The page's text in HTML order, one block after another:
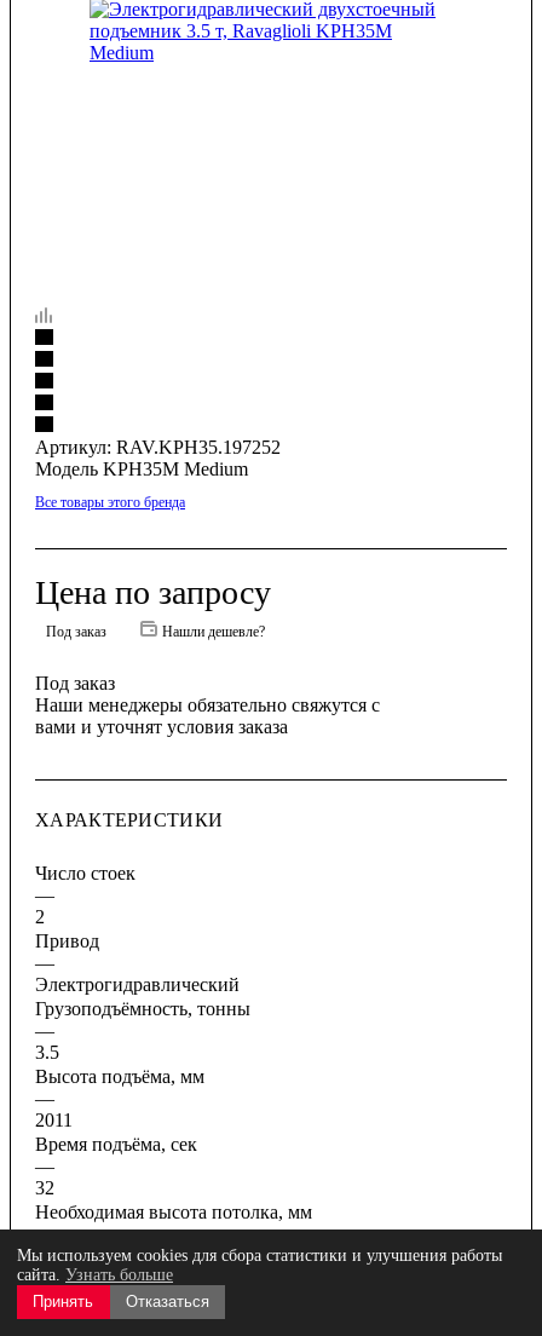
Артикул: RAV.KPH35.197252
Модель KPH35M Medium
Все товары этого бренда
Цена по запросу
Под заказ Нашли дешевле?
Под заказ
Наши менеджеры обязательно свяжутся с
вами и уточнят условия заказа
ХАРАКТЕРИСТИКИ
Число стоек
—
2
Привод
—
Электрогидравлический
Грузоподъёмность, тонны
—
3.5
Высота подъёма, мм
—
2011
Время подъёма, сек
—
32
Необходимая высота потолка, мм
—
4250
Все характеристики
Мы используем cookies для сбора статистики и улучшения работы
сайта. Узнать больше
Принять
Отказаться